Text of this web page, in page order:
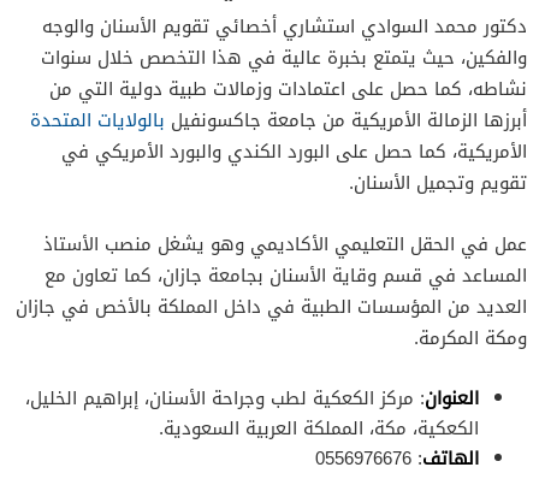
دكتور محمد السوادي استشاري أخصائي تقويم الأسنان والوجه
والفكين، حيث يتمتع بخبرة عالية في هذا التخصص خلال سنوات
نشاطه، كما حصل على اعتمادات وزمالات طبية دولية التي من
أبرزها الزمالة الأمريكية من جامعة جاكسونفيل بالولايات المتحدة
الأمريكية، كما حصل على البورد الكندي والبورد الأمريكي في
تقويم وتجميل الأسنان.
عمل في الحقل التعليمي الأكاديمي وهو يشغل منصب الأستاذ
المساعد في قسم وقاية الأسنان بجامعة جازان، كما تعاون مع
العديد من المؤسسات الطبية في داخل المملكة بالأخص في جازان
ومكة المكرمة.
العنوان: مركز الكعكية لطب وجراحة الأسنان، إبراهيم الخليل،
الكعكية، مكة، المملكة العربية السعودية.
الهاتف: 0556976676